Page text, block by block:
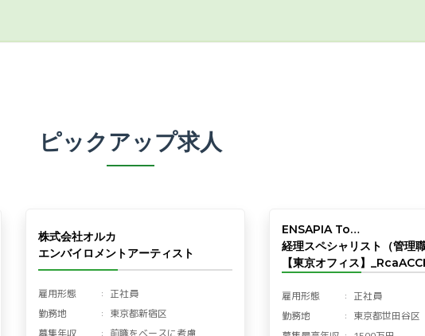
ピックアップ求人
株式会社オルカ
エンバイロメントアーティスト
雇用形態
正社員
勤務地
東京都新宿区
募集年収
前職をベースに考慮
ENSAPIA To…
経理スペシャリスト（管理
【東京オフィス】
雇用形態
正社員
勤務地
東京都世田谷区